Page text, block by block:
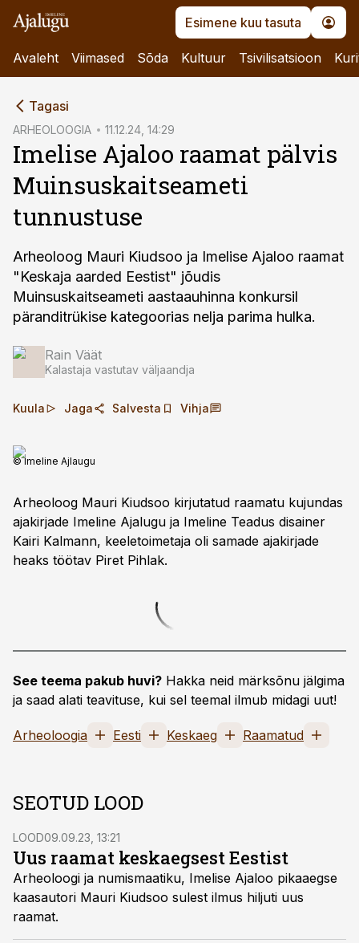
Esimene kuu tasuta
Avaleht Viimased Sõda Kultuur Tsivilisatsioon
Tagasi
ARHEOLOOGIA 11.12.24, 14:29
Imelise Ajaloo raamat pälvis
Muinsuskaitseameti
tunnustuse
Arheoloog Mauri Kiudsoo ja Imelise Ajaloo raamat
"Keskaja aarded Eestist" jõudis
Muinsuskaitseameti aastaauhinna konkursil
päranditrükise kategoorias nelja parima hulka.
Rain Väät
Kalastaja vastutav väljaandja
Kuula Jaga Salvesta Vihja
© Imeline Ajlaugu
Arheoloog Mauri Kiudsoo kirjutatud raamatu kujundas
ajakirjade Imeline Ajalugu ja Imeline Teadus disainer
Kairi Kalmann, keeletoimetaja oli samade ajakirjade
heaks töötav Piret Pihlak.
See teema pakub huvi? Hakka neid märksõnu jälgima
ja saad alati teavituse, kui sel teemal ilmub midagi uut!
Arheoloogia Eesti Keskaeg Raamatud
SEOTUD LOOD
LOOD09.09.23, 13:21
Uus raamat keskaegsest Eestist
Arheoloogi ja numismaatiku, Imelise Ajaloo pikaaegse
kaasautori Mauri Kiudsoo sulest ilmus hiljuti uus
raamat.